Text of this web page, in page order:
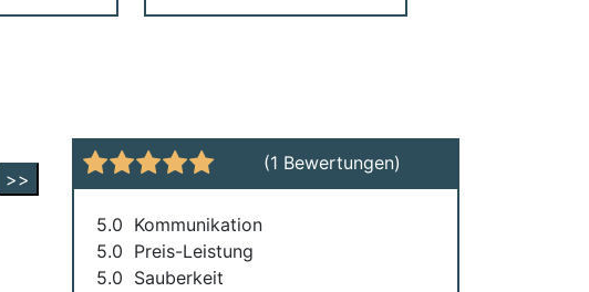
>>
(1 Bewertungen)
Kommunikation
5.0
Preis-Leistung
5.0
Sauberkeit
5.0